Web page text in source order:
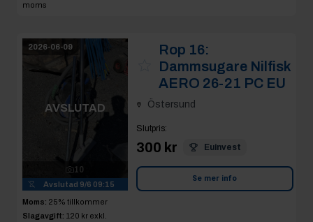
moms
2026-06-09
AVSLUTAD
10
Avslutad 9/6 09:15
Moms: 25% tillkommer
Slagavgift: 120 kr exkl.
Rop 16:
Dammsugare Nilfisk
AERO 26-21 PC EU
Östersund
Slutpris:
300 kr Euinvest
Se mer info